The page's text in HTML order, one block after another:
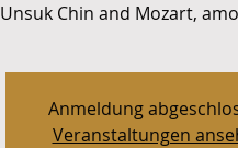
Unsuk Chin and Mozart,
Anmeldung
Veranstaltungen